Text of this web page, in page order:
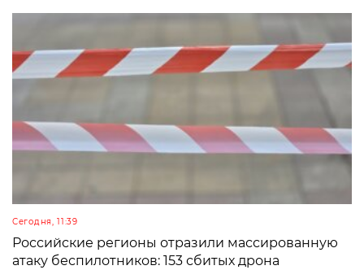
Сегодня, 11:39
Российские регионы отразили массированную
атаку беспилотников: 153 сбитых дрона